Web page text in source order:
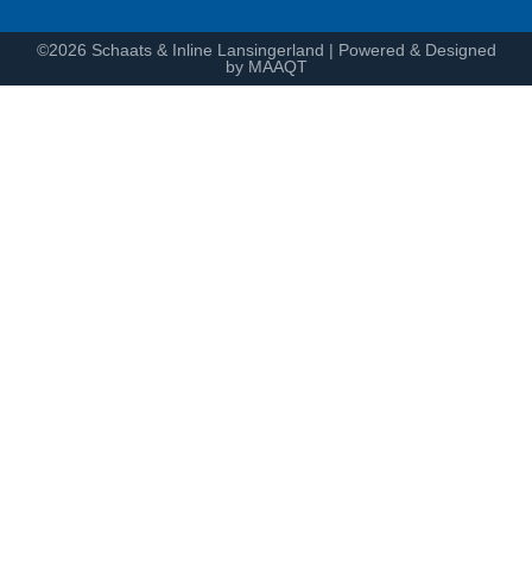
©2026 Schaats & Inline Lansingerland | Powered & Designed
by MAAQT